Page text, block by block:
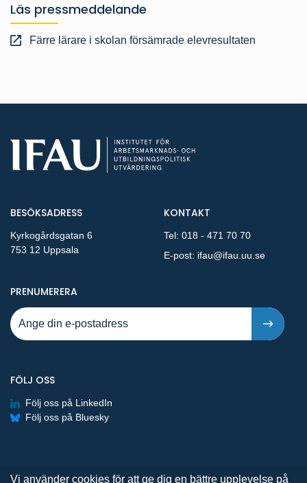
Läs pressmeddelande
Färre lärare i skolan försämrade elevresultaten
BESÖKSADRESS
Kyrkogårdsgatan 6
753 12 Uppsala
KONTAKT
Tel: 018 - 471 70 70
E-post: ifau@ifau.uu.se
PRENUMERERAPÅ NYA PUBLIKATIONER OCH
FÖLJ OSS
Följ oss på LinkedIn
Följ oss på Bluesky
Vi använder cookies för att ge dig en bättre upplevelse på